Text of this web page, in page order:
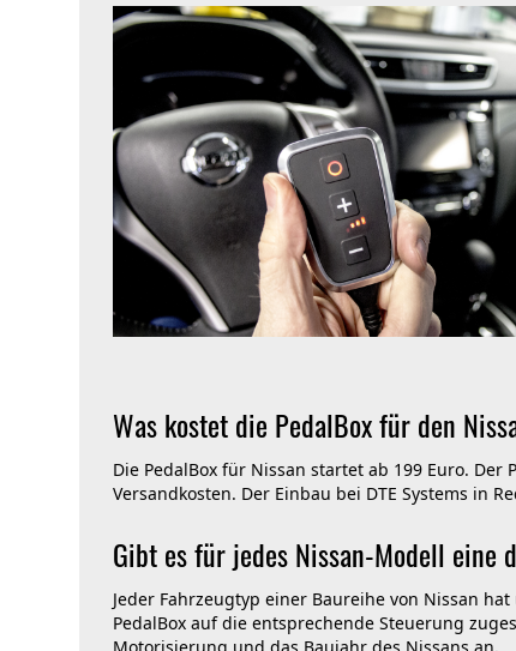
Was kostet die PedalBox für den
Die PedalBox für Nissan startet ab 199 Euro.
Versandkosten. Der Einbau bei DTE Systems in
Gibt es für jedes Nissan-Modell eine
Jeder Fahrzeugtyp einer Baureihe von Nissan
PedalBox auf die entsprechende Steuerung